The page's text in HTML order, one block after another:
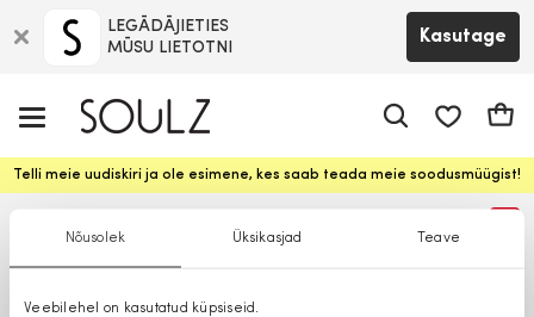
Nõusolek Üksikasjad Teave
Veebilehel on kasutatud küpsiseid.
LEGĀDĀJIETIES
MŪSU LIETOTNI
Kasutage
Telli meie uudiskiri ja ole esimene, kes saab teada meie soodusmüügist!